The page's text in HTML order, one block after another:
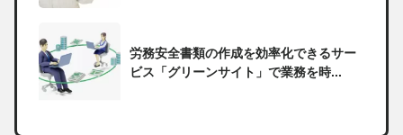
労務安全書類の作成を効率化できるサー
ビス「グリーンサイト」で業務を時...